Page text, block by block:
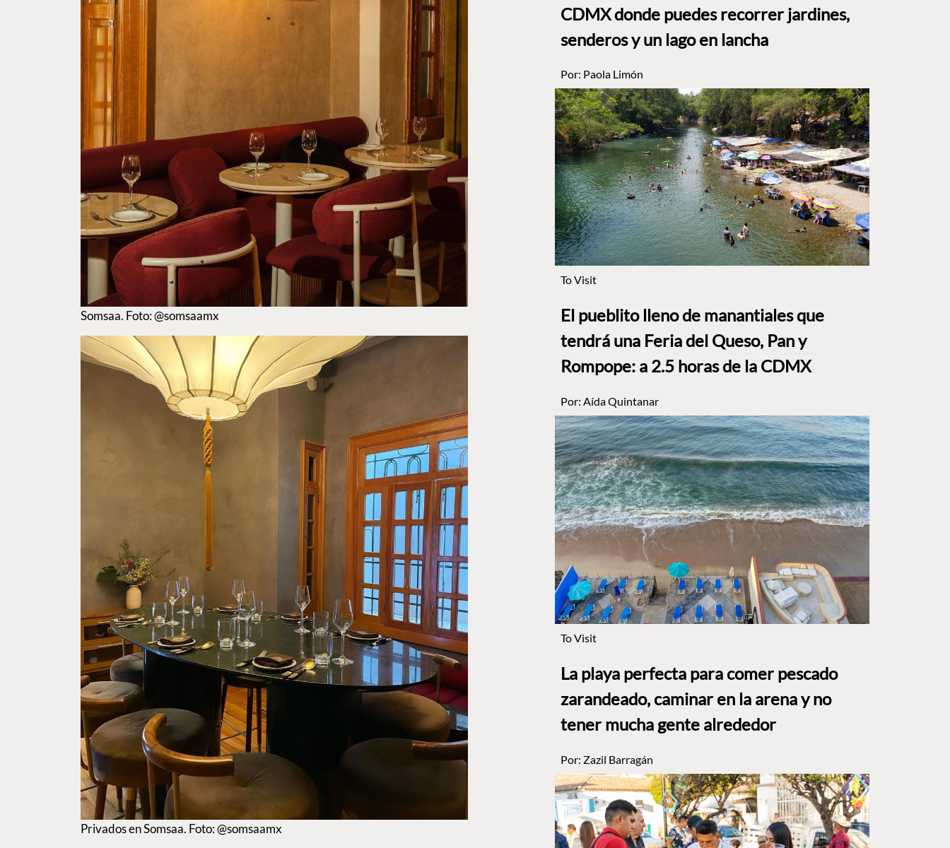
Somsaa. Foto: @somsaamx
Privados en Somsaa. Foto: @somsaamx
CDMX donde puedes recorrer jardines,
senderos y un lago en lancha
Por: Paola Limón
To Visit
El pueblito lleno de manantiales que
tendrá una Feria del Queso, Pan y
Rompope: a 2.5 horas de la CDMX
Por: Aída Quintanar
To Visit
La playa perfecta para comer pescado
zarandeado, caminar en la arena y no
tener mucha gente alrededor
Por: Zazil Barragán